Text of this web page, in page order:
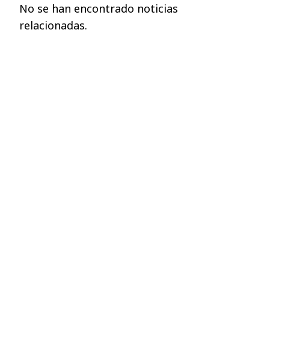
No se han encontrado noticias
relacionadas.